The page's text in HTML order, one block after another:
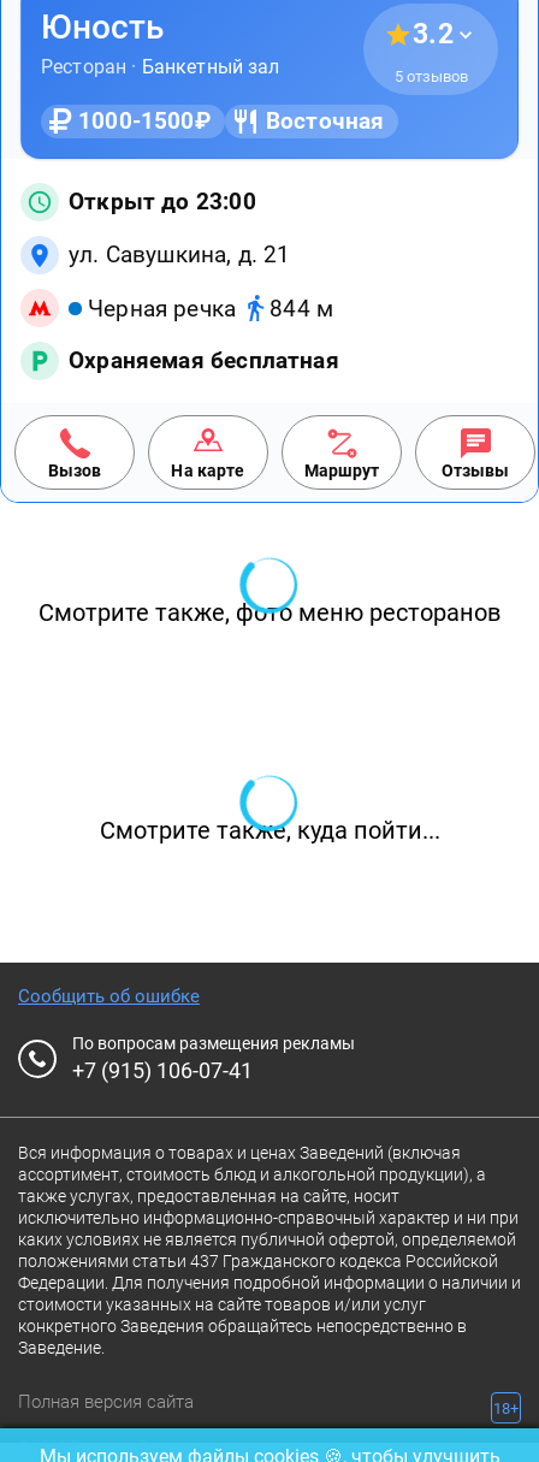
Юность
Ресторан · Банкетный зал
3.2
5 отзывов
1000-1500₽ Восточная
Открыт до 23:00
ул. Савушкина, д. 21
Черная речка
844 м
Охраняемая бесплатная
Вызов На карте Маршрут Отзывы
Смотрите также, фото меню ресторанов
Смотрите также, куда пойти...
Сообщить об ошибке
По вопросам размещения рекламы
+7 (915) 106-07-41
Вся информация о товарах и ценах Заведений (включая
ассортимент, стоимость блюд и алкогольной продукции), а
также услугах, предоставленная на сайте, носит
исключительно информационно-справочный характер и ни при
каких условиях не является публичной офертой, определяемой
положениями статьи 437 Гражданского кодекса Российской
Федерации. Для получения подробной информации о наличии и
стоимости указанных на сайте товаров и/или услуг
конкретного Заведения обращайтесь непосредственно в
Заведение.
Полная версия сайта 18+
© 2026 Ресторан.Ru
Мы используем файлы cookies 🍪, чтобы улучшить